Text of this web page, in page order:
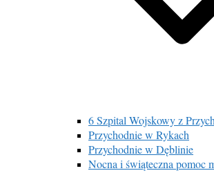
6 Szpital Wojskowy z
Przychodnie w Rykach
Przychodnie w Dęblinie
Nocna i świąteczna pomoc